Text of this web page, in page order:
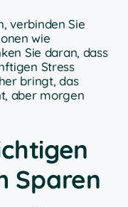
verbinden Sie
wie
Sie daran, dass
Stress
bringt, das
aber morgen
Sparen